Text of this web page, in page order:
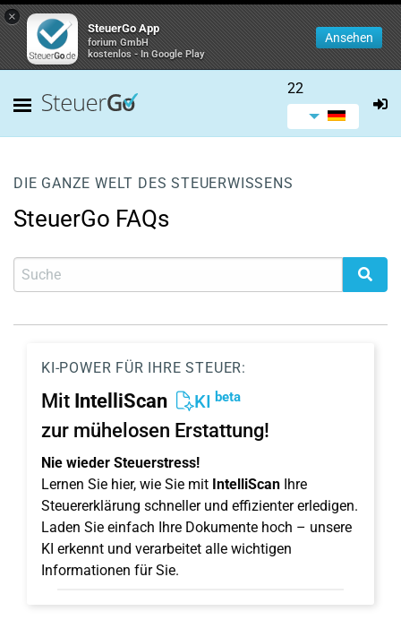
×
SteuerGo App
forium GmbH
kostenlos - In Google Play
Ansehen
22
DIE GANZE WELT DES STEUERWISSENS
SteuerGo FAQs
KI-POWER FÜR IHRE STEUER:
Mit IntelliScan KI beta
zur mühelosen Erstattung!
Nie wieder Steuerstress!
Lernen Sie hier, wie Sie mit IntelliScan Ihre
Steuererklärung schneller und effizienter erledigen.
Laden Sie einfach Ihre Dokumente hoch – unsere
KI erkennt und verarbeitet alle wichtigen
Informationen für Sie.